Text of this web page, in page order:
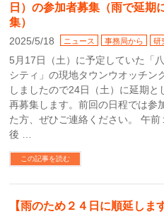
日）の参加者募集（雨で延期
集）
2025/5/18 ニュース 事務局から 研
5月17日（土）に予定していた「
シティ」の現地タウンウオッチン
しましたので24日（土）に延期と
再募集します。前回の日程では参
た方、ぜひご連絡ください。 午前
後 …
この記事を読む
【雨のため２４日に順延しま